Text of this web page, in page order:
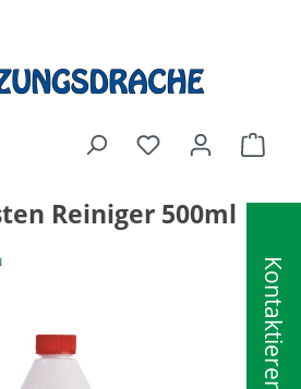
Reiniger 500ml